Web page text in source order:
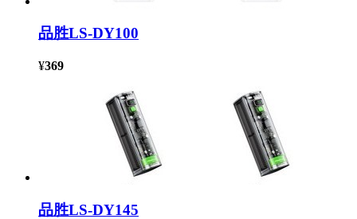
品胜LS-DY100
¥369
品胜LS-DY145